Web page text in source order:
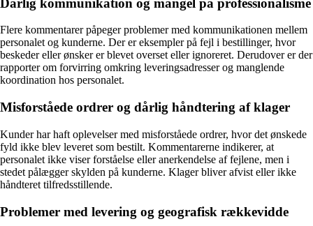
Flere kommentarer påpeger problemer med kommunikationen mellem
personalet og kunderne. Der er eksempler på fejl i bestillinger, hvor
beskeder eller ønsker er blevet overset eller ignoreret. Derudover er der
rapporter om forvirring omkring leveringsadresser og manglende
koordination hos personalet.
Misforståede ordrer og dårlig håndtering af klager
Kunder har haft oplevelser med misforståede ordrer, hvor det ønskede
fyld ikke blev leveret som bestilt. Kommentarerne indikerer, at
personalet ikke viser forståelse eller anerkendelse af fejlene, men i
stedet pålægger skylden på kunderne. Klager bliver afvist eller ikke
håndteret tilfredsstillende.
Problemer med levering og geografisk rækkevidde